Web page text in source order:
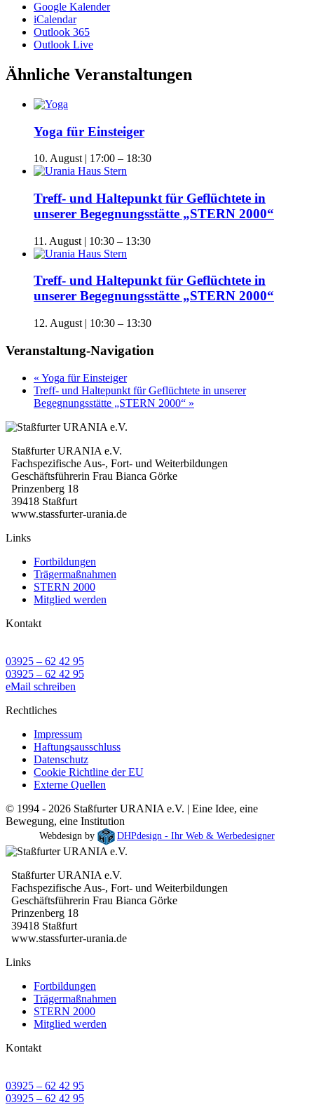
Google Kalender
iCalendar
Outlook 365
Outlook Live
Ähnliche Veranstaltungen
Yoga für Einsteiger
10. August | 17:00 – 18:30
Treff- und Haltepunkt für Geflüchtete in
unserer Begegnungsstätte „STERN 2000“
11. August | 10:30 – 13:30
Treff- und Haltepunkt für Geflüchtete in
unserer Begegnungsstätte „STERN 2000“
12. August | 10:30 – 13:30
Veranstaltung-Navigation
« Yoga für Einsteiger
Treff- und Haltepunkt für Geflüchtete in unserer
Begegnungsstätte „STERN 2000“ »
Staßfurter URANIA e.V.
Fachspezifische Aus-, Fort- und Weiterbildungen
Geschäftsführerin Frau Bianca Görke
Prinzenberg 18
39418 Staßfurt
www.stassfurter-urania.de
Links
Fortbildungen
Trägermaßnahmen
STERN 2000
Mitglied werden
Kontakt
03925 – 62 42 95
03925 – 62 42 95
eMail schreiben
Rechtliches
Impressum
Haftungsausschluss
Datenschutz
Cookie Richtline der EU
Externe Quellen
© 1994 - 2026 Staßfurter URANIA e.V. | Eine Idee, eine
Bewegung, eine Institution
Webdesign by DHPdesign - Ihr Web & Werbedesigner
Staßfurter URANIA e.V.
Fachspezifische Aus-, Fort- und Weiterbildungen
Geschäftsführerin Frau Bianca Görke
Prinzenberg 18
39418 Staßfurt
www.stassfurter-urania.de
Links
Fortbildungen
Trägermaßnahmen
STERN 2000
Mitglied werden
Kontakt
03925 – 62 42 95
03925 – 62 42 95